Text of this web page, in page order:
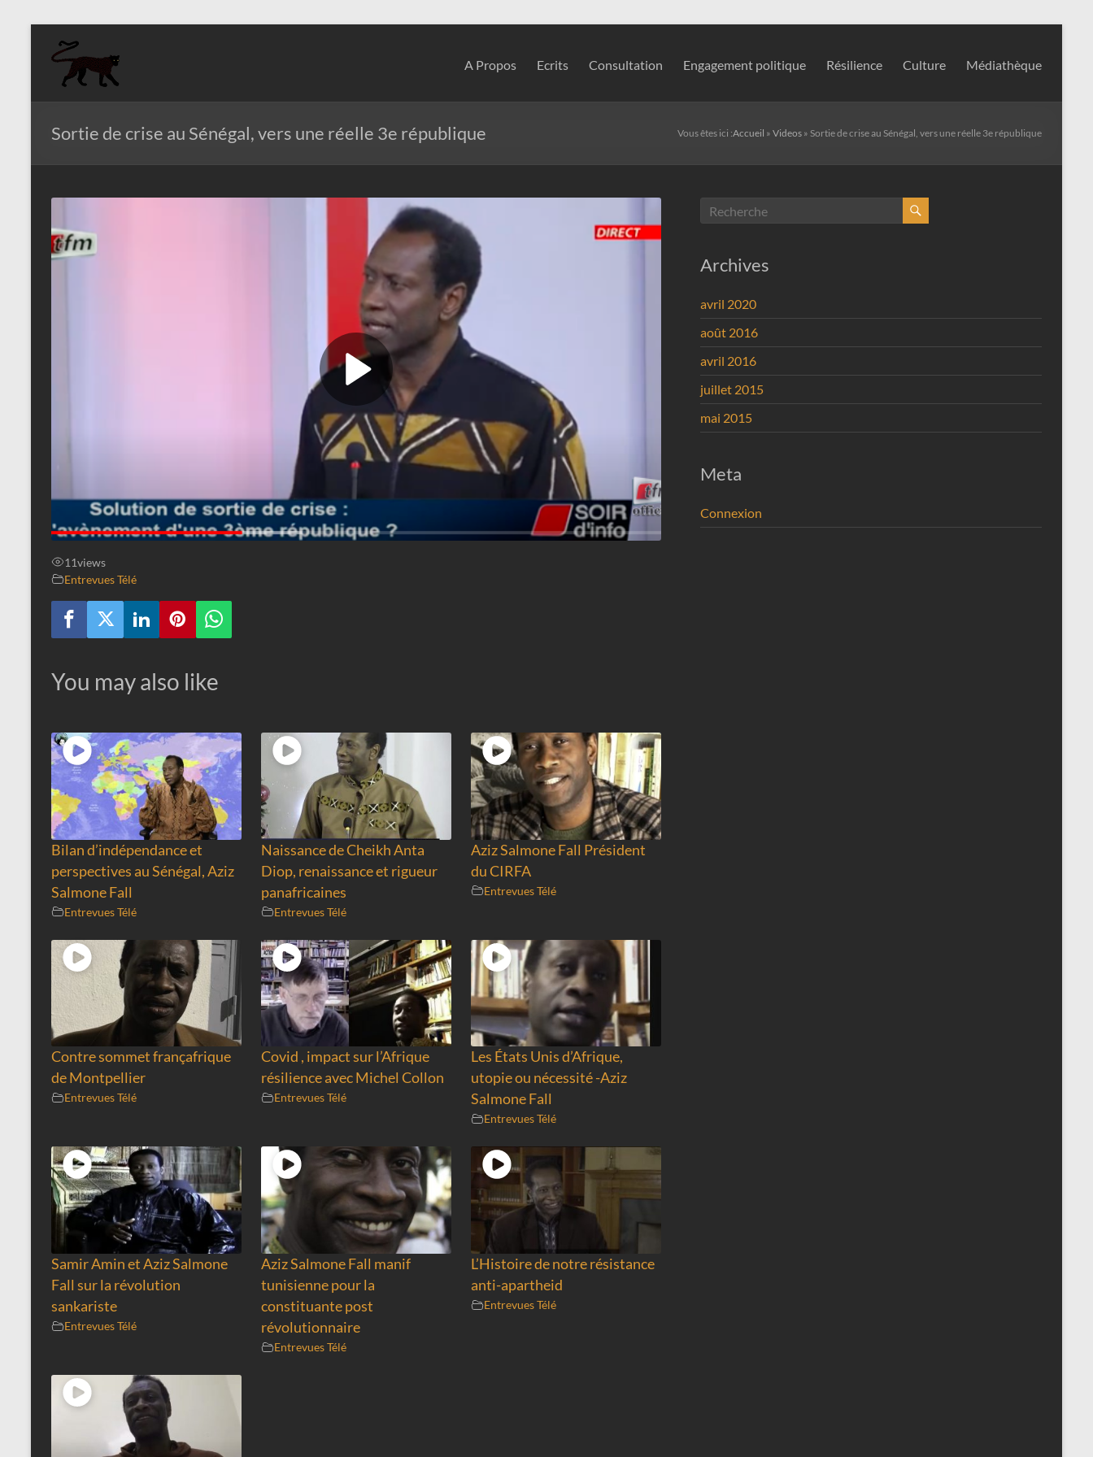
contenu
Aziz
Fall
Internationaliste
A Propos Ecrits Consultation Engagement politique Résilience Culture Médiathèque
Sortie de crise au Sénégal, vers une réelle 3e république Vous êtes ici :Accueil » Videos » Sortie de crise au Sénégal, vers une réelle 3e république
11views
Entrevues Télé
You may also like
Bilan d’indépendance et
perspectives au Sénégal, Aziz
Salmone Fall
Entrevues Télé
Naissance de Cheikh Anta
Diop, renaissance et rigueur
panafricaines
Entrevues Télé
Aziz Salmone Fall Président
du CIRFA
Entrevues Télé
Contre sommet françafrique
de Montpellier
Entrevues Télé
Covid , impact sur l’Afrique
résilience avec Michel Collon
Entrevues Télé
Les États Unis d’Afrique,
utopie ou nécessité -Aziz
Salmone Fall
Entrevues Télé
Samir Amin et Aziz Salmone
Fall sur la révolution
sankariste
Entrevues Télé
Aziz Salmone Fall manif
tunisienne pour la
constituante post
révolutionnaire
Entrevues Télé
L’Histoire de notre résistance
anti-apartheid
Entrevues Télé
Archives
avril 2020
août 2016
avril 2016
juillet 2015
mai 2015
Meta
Connexion